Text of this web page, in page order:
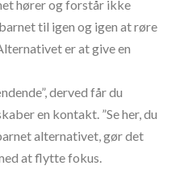
hører og forstår ikke
til igen og igen at røre
er at give en
derved får du
en kontakt. ”Se her, du
alternativet, gør det
at flytte fokus.